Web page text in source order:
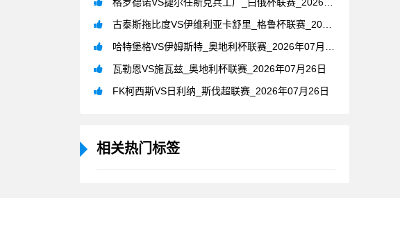
古泰斯拖比度VS伊维利亚卡舒里_格鲁杯联赛_2026年07月
哈特堡格VS伊姆斯特_奥地利杯联赛_2026年07月26日
瓦勒恩VS施瓦兹_奥地利杯联赛_2026年07月26日
FK柯西斯VS日利纳_斯伐超联赛_2026年07月26日
相关热门标签